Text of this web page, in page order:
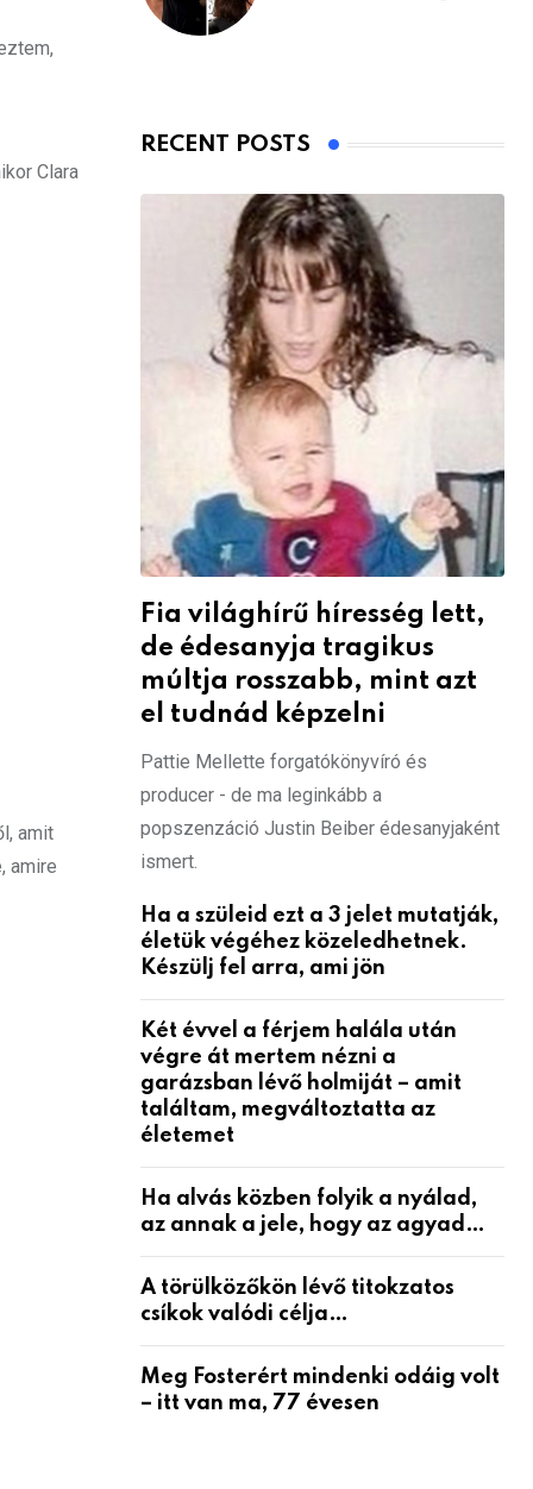
Clara
amit
amire
RECENT POSTS
Fia világhírű híresség lett,
de édesanyja tragikus
múltja rosszabb, mint azt
el tudnád képzelni
Pattie Mellette forgatókönyvíró és
producer - de ma leginkább a
popszenzáció Justin Beiber édesanyjaként
ismert.
Ha a szüleid ezt a 3 jelet mutatják,
életük végéhez közeledhetnek.
Készülj fel arra, ami jön
Két évvel a férjem halála után
végre át mertem nézni a
garázsban lévő holmiját – amit
találtam, megváltoztatta az
életemet
Ha alvás közben folyik a nyálad,
az annak a jele, hogy az agyad…
A törülközőkön lévő titokzatos
csíkok valódi célja…
Meg Fosterért mindenki odáig volt
– itt van ma, 77 évesen